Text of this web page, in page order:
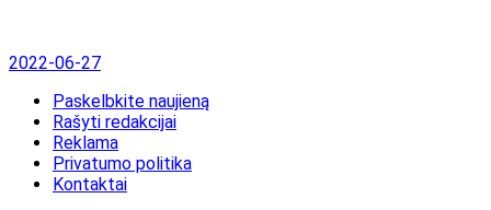
2022-06-27
Paskelbkite naujieną
Rašyti redakcijai
Reklama
Privatumo politika
Kontaktai